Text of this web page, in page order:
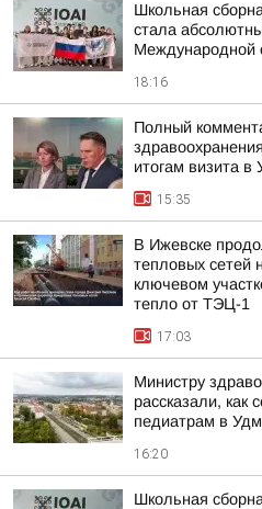
Школьная
стала
Международной
18:16
Полный
итогам визита в
15:35
В Ижевске
тепловых сетей
ключевом
тепло от ТЭЦ-1
17:03
Министру
рассказали, как
педиатрам в
16:20
Школьная